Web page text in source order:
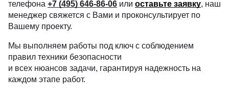
телефона +7 (495) 646-86-06 или оставьте заявку, наш
менеджер свяжется с Вами и проконсультирует по
Вашему проекту.
Мы выполняем работы под ключ с соблюдением
правил техники безопасности
и всех нюансов задачи, гарантируя надежность на
каждом этапе работ.